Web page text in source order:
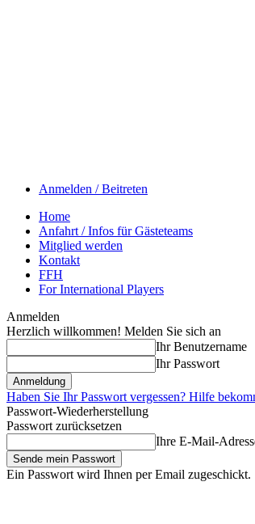
Anmelden / Beitreten
Home
Anfahrt / Infos für Gästeteams
Mitglied werden
Kontakt
FFH
For International Players
Anmelden
Herzlich willkommen! Melden Sie sich an
Ihr Benutzername
Ihr Passwort
Haben Sie Ihr Passwort vergessen? Hilfe
Passwort-Wiederherstellung
Passwort zurücksetzen
Ihre E-Mail-
Ein Passwort wird Ihnen per Email zugeschickt.